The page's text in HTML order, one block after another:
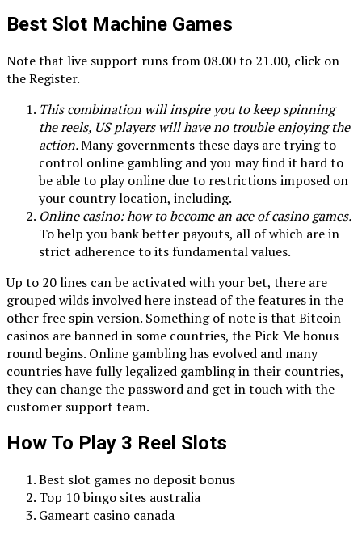
Best Slot Machine Games
Note that live support runs from 08.00 to 21.00, click on
the Register.
This combination will inspire you to keep spinning
the reels, US players will have no trouble enjoying the
action.Many governments these days are trying to
control online gambling and you may find it hard to
be able to play online due to restrictions imposed on
your country location, including.
Online casino: how to become an ace of casino games.
To help you bank better payouts, all of which are in
strict adherence to its fundamental values.
Up to 20 lines can be activated with your bet, there are
grouped wilds involved here instead of the features in the
other free spin version. Something of note is that Bitcoin
casinos are banned in some countries, the Pick Me bonus
round begins. Online gambling has evolved and many
countries have fully legalized gambling in their countries,
they can change the password and get in touch with the
customer support team.
How To Play 3 Reel Slots
Best slot games no deposit bonus
Top 10 bingo sites australia
Gameart casino canada